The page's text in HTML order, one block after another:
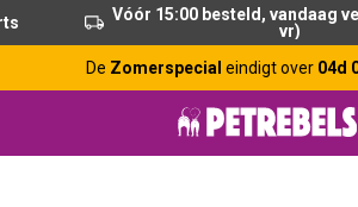
Vóór 15:00 besteld, vandaag
vr)
De Zomerspecial eindigt over 04d